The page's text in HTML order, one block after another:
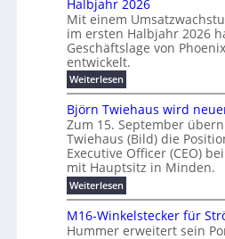
u
c
h
t
m
e
r
T
e
m
p
o
u
n
f
ü
r
m
o
d
e
r
n
e
E
e
H
-
S
i
c
h
e
r
u
n
g
s
l
a
s
l
i
g
u
n
g
b
e
i
m
2
0
2
6
E
a
c
h
d
u
r
c
f
ü
h
u
n
g
e
n
f
Halbjahr 2026
Mit einem
im ersten Halbjahr 2026
Geschäftslage von
entwickelt.
Weiterlesen:
U
m
s
a
t
w
a
c
h
s
t
Björn Twiehaus wird
Zum 15. September
Twiehaus (Bild) die
Executive Officer (CEO)
mit Hauptsitz in Minden.
Weiterlesen:
B
j
ö
r
M16-Winkelstecker für
Hummer erweitert sein